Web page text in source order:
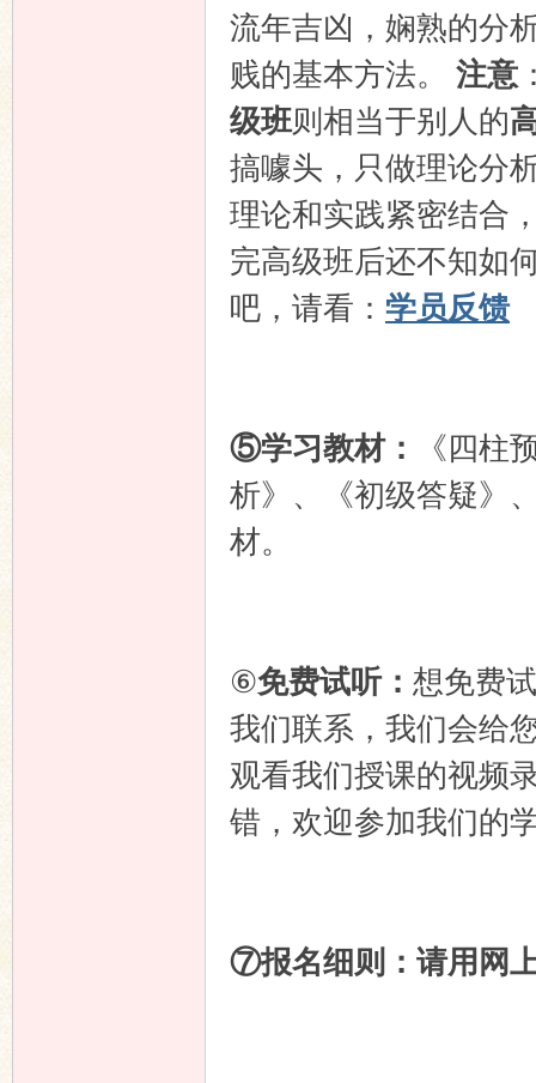
流年吉凶，娴熟的分
贱的基本方法。 注意
级班则相当于别人的
搞噱头，只做理论分
理论和实践紧密结合
完高级班后还不知如
吧，请看： 学员反馈
⑤学习教材：
《四柱
析》、《初级答疑》
材。
⑥免费试听： 想免费
我们联系，我们会给
观看我们授课的视频
错，欢迎参加我们的
⑦报名细则：请用网